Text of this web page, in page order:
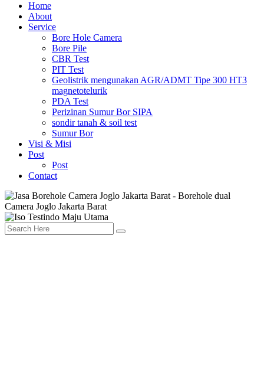
Home
About
Service
Bore Hole Camera
Bore Pile
CBR Test
PIT Test
Geolistrik mengunakan AGR/ADMT Tipe 300 HT3
magnetotelurik
PDA Test
Perizinan Sumur Bor SIPA
sondir tanah & soil test
Sumur Bor
Visi & Misi
Post
Post
Contact